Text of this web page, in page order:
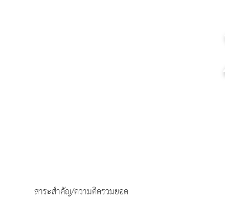
สาระสำคัญ/ความคิดรวมยอด